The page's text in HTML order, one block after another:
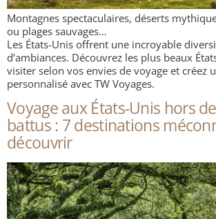
Montagnes spectaculaires, déserts
ou plages sauvages…
Les États-Unis offrent une incroyable
d’ambiances. Découvrez les plus beaux
visiter selon vos envies de voyage et créez
personnalisé avec TW Voyages.
Voyage aux États-Unis hors
battus : 7 destinations
découvrir